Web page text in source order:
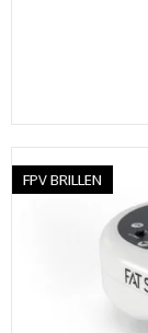
FPV BRILLEN